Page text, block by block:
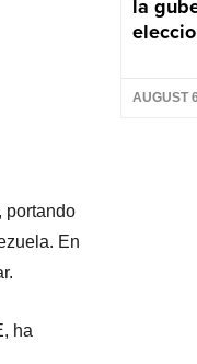
la
AUGUST
portando
En
ha